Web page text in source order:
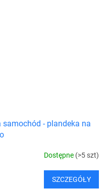
- plandeka na
Dostępne (>5 szt)
SZCZEGÓŁY